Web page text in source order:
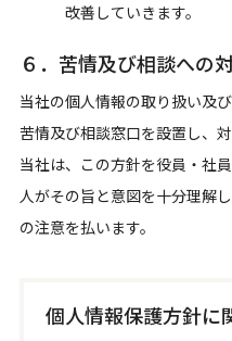
改善していきます。
６．苦情及び相談への
当社の個人情報の取り扱い及
苦情及び相談窓口を設置し、対
当社は、この方針を役員・社
人がその旨と意図を十分理解
の注意を払います。
個人情報保護方針に